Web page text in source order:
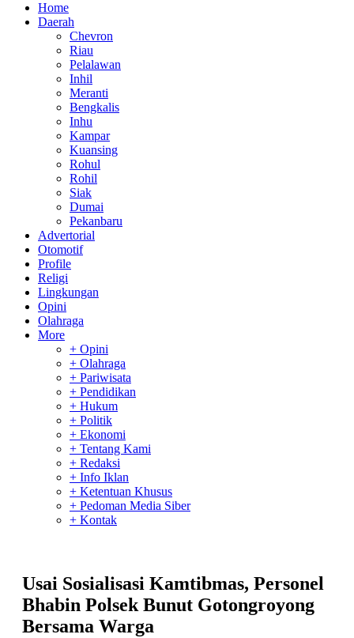
Home
Daerah
Chevron
Riau
Pelalawan
Inhil
Meranti
Bengkalis
Inhu
Kampar
Kuansing
Rohul
Rohil
Siak
Dumai
Pekanbaru
Advertorial
Otomotif
Profile
Religi
Lingkungan
Opini
Olahraga
More
+ Opini
+ Olahraga
+ Pariwisata
+ Pendidikan
+ Hukum
+ Politik
+ Ekonomi
+ Tentang Kami
+ Redaksi
+ Info Iklan
+ Ketentuan Khusus
+ Pedoman Media Siber
+ Kontak
Usai Sosialisasi Kamtibmas, Personel
Bhabin Polsek Bunut Gotongroyong
Bersama Warga